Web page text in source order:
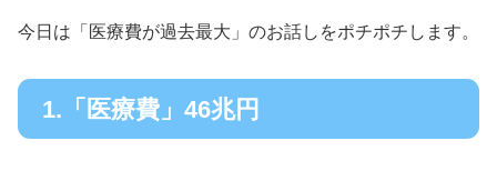
今日は「医療費が過去最大」のお話しをポチポチします。
1.「医療費」46兆円